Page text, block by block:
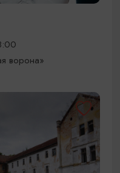
ворона»